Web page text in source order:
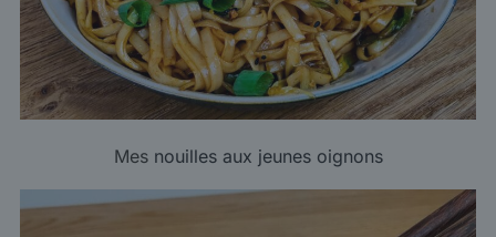
Mes nouilles aux jeunes oignons